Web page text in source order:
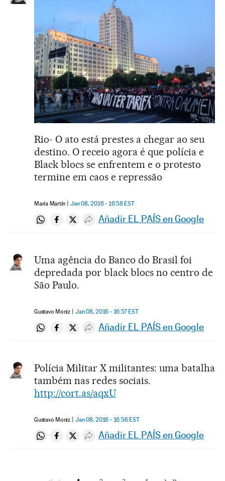
Rio- O ato está prestes a chegar ao seu
destino. O receio agora é que polícia e
Black blocs se enfrentem e o protesto
termine em caos e repressão
María Martín Jan 08, 2016 - 16:58 EST
Compartir en Whatsapp
Compartir en Facebook
Compartir en Twitter
Desplegar Redes Sociales
Añadir EL PAÍS en Google
Uma agência do Banco do Brasil foi
depredada por black blocs no centro de
São Paulo.
Gustavo Moniz Jan 08, 2016 - 16:57 EST
Compartir en Whatsapp
Compartir en Facebook
Compartir en Twitter
Desplegar Redes Sociales
Añadir EL PAÍS en Google
Polícia Militar X militantes: uma batalha
também nas redes sociais.
http://cort.as/aqxU
Gustavo Moniz Jan 08, 2016 - 16:56 EST
Compartir en Whatsapp
Compartir en Facebook
Compartir en Twitter
Desplegar Redes Sociales
Añadir EL PAÍS en Google